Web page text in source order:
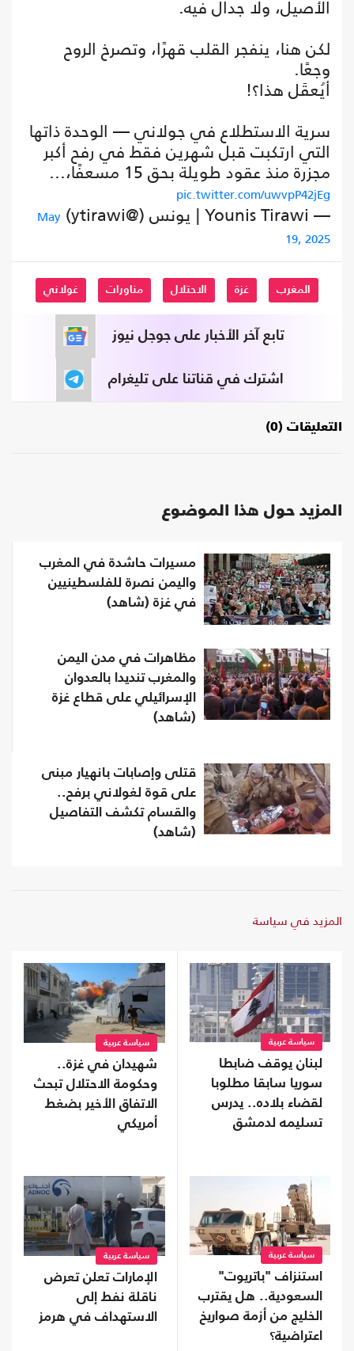
الأصيل، ولا جدال فيه.
لكن هنا، ينفجر القلب قهرًا، وتصرخ الروح
وجعًا.
أيُعقَل هذا؟!
سرية الاستطلاع في جولاني — الوحدة ذاتها
التي ارتكبت قبل شهرين فقط في رفح أكبر
مجزرة منذ عقود طويلة بحق 15 مسعفًا،…
pic.twitter.com/uwvpP42jEg
— Younis Tirawi | يونس (@ytirawi)
May
19, 2025
المغرب غزة الاحتلال مناورات غولاني
تابع آخر الأخبار على جوجل نيوز
اشترك في قناتنا على تليغرام
التعليقات (0)
المزيد حول هذا الموضوع
مسيرات حاشدة في المغرب
واليمن نصرة للفلسطينيين
في غزة (شاهد)
مظاهرات في مدن اليمن
والمغرب تنديدا بالعدوان
الإسرائيلي على قطاع غزة
(شاهد)
قتلى وإصابات بانهيار مبنى
على قوة لغولاني برفح..
والقسام تكشف التفاصيل
(شاهد)
المزيد في سياسة
سياسة عربية
لبنان يوقف ضابطا
سوريا سابقا مطلوبا
لقضاء بلاده.. يدرس
تسليمه لدمشق
سياسة عربية
شهيدان في غزة..
وحكومة الاحتلال تبحث
الاتفاق الأخير بضغط
أمريكي
سياسة عربية
استنزاف "باتريوت"
السعودية.. هل يقترب
الخليج من أزمة صواريخ
اعتراضية؟
سياسة عربية
الإمارات تعلن تعرض
ناقلة نفط إلى
الاستهداف في هرمز